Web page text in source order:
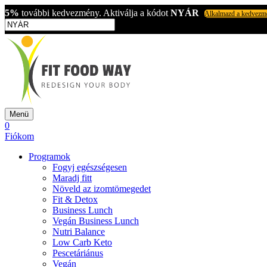
5% további kedvezmény. Aktiválja a kódot NYÁR Alkalmazd a
Menü
0
Fiókom
Programok
Fogyj egészségesen
Maradj fitt
Növeld az izomtömegedet
Fit & Detox
Business Lunch
Vegán Business Lunch
Nutri Balance
Low Carb Keto
Pescetáriánus
Vegán